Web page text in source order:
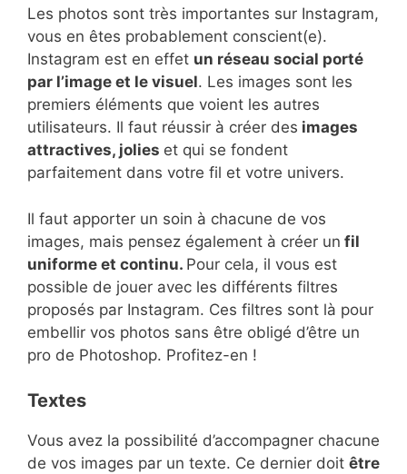
Les photos sont très importantes sur Instagram,
vous en êtes probablement conscient(e).
Instagram est en effet un réseau social porté
par l’image et le visuel. Les images sont les
premiers éléments que voient les autres
utilisateurs. Il faut réussir à créer des images
attractives, jolies et qui se fondent
parfaitement dans votre fil et votre univers.
Il faut apporter un soin à chacune de vos
images, mais pensez également à créer un fil
uniforme et continu. Pour cela, il vous est
possible de jouer avec les différents filtres
proposés par Instagram. Ces filtres sont là pour
embellir vos photos sans être obligé d’être un
pro de Photoshop. Profitez-en !
Textes
Vous avez la possibilité d’accompagner chacune
de vos images par un texte. Ce dernier doit être